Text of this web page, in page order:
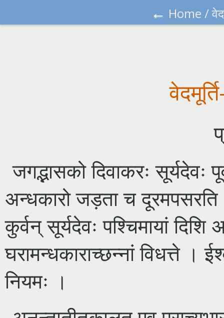
← Home /
जगद्भासको दिवाकरः सूर्यदेवः
अन्धकारो जड़ता च दूरमपसरति
कुर्वन् सूर्यदेवः पश्चिमायां
घरामन्धकाराच्छन्नां विधत्ते ।
नियमः ।